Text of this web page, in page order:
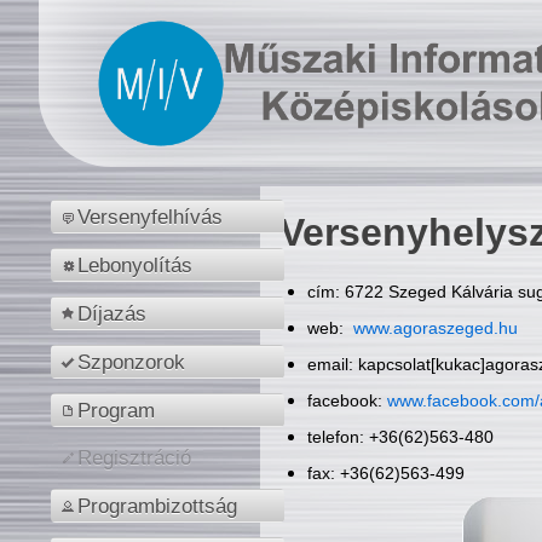
Versenyfelhívás
Lebonyolítás
Díjazás
Szponzorok
Program
Regisztráció
Programbizottság
cím: 6722 Szeged Kálvária
web: www.agoraszeged.hu
email:
facebook:
telefon: +36(62)563-480
fax: +36(62)563-499